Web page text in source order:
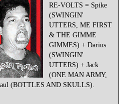
RE-VOLTS = Spike
(SWINGIN'
UTTERS, ME FIRST
& THE GIMME
GIMMES) + Darius
(SWINGIN'
UTTERS) + Jack
(ONE MAN ARMY,
(BOTTLES AND SKULLS).